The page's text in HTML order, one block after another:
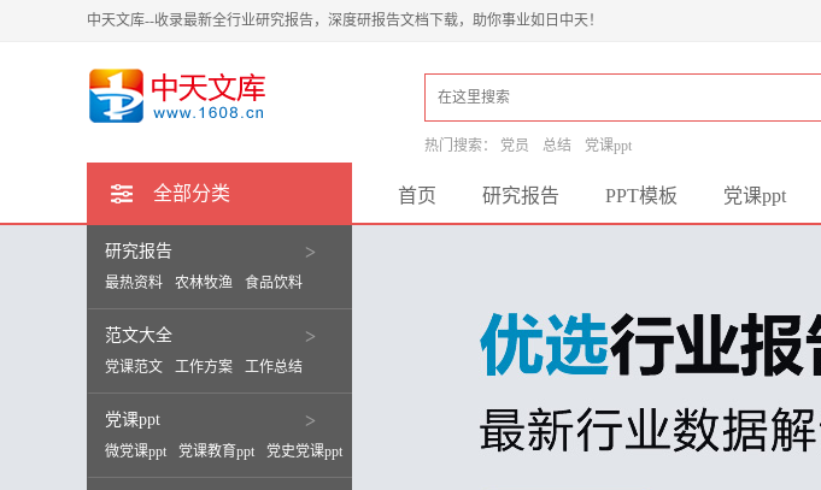
中天文库--收录最新全行业研究报告，深度研报告文档下载，助你事业如日中天！
热门搜索： 党员 总结 党课ppt
全部分类
研究报告 >
最热资料 农林牧渔 食品饮料
范文大全 >
党课范文 工作方案 工作总结
党课ppt >
微党课ppt 党课教育ppt 党史党课ppt
首页 研究报告 PPT模板 党课ppt